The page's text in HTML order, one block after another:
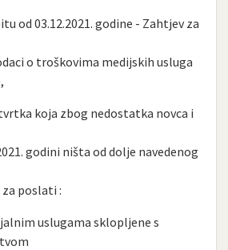
od 03.12.2021. godine - Zahtjev za
o troškovima medijskih usluga
tvrtka koja zbog nedostatka novca i
godini ništa od dolje navedenog
poslati :
uslugama sklopljene s